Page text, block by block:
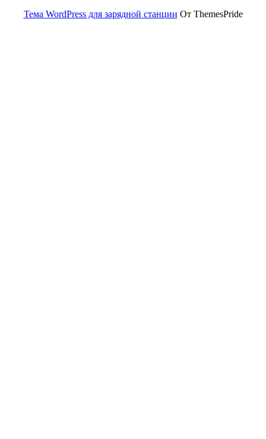
Тема WordPress для зарядной станции От ThemesPride